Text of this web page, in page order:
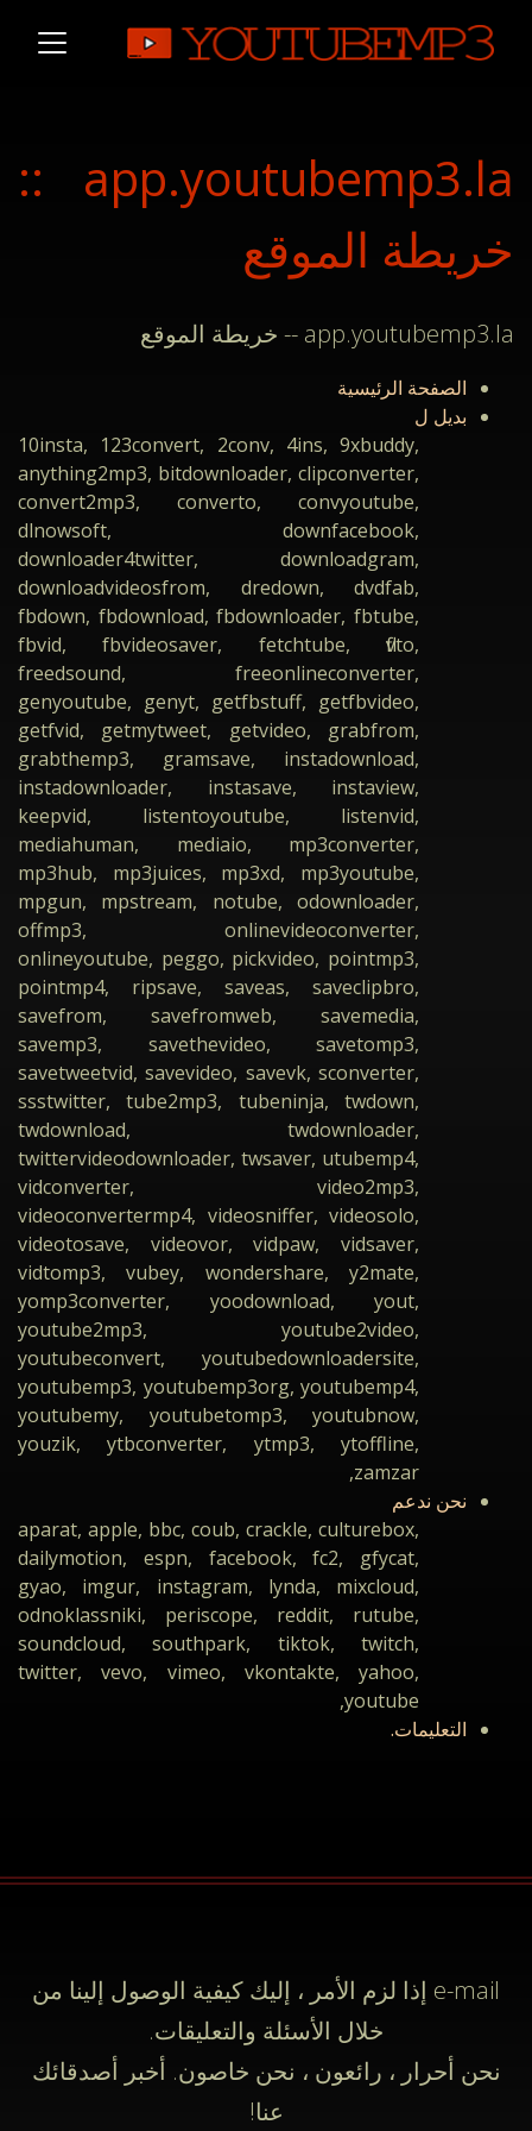
app.youtubemp3.la ::
خريطة الموقع
app.youtubemp3.la -- خريطة الموقع
الصفحة الرئيسية
بديل ل
10insta, 123convert, 2conv, 4ins, 9xbuddy,
anything2mp3, bitdownloader, clipconverter,
convert2mp3, converto, convyoutube,
dlnowsoft, downfacebook,
downloader4twitter, downloadgram,
downloadvideosfrom, dredown, dvdfab,
fbdown, fbdownload, fbdownloader, fbtube,
fbvid, fbvideosaver, fetchtube, flvto,
freedsound, freeonlineconverter,
genyoutube, genyt, getfbstuff, getfbvideo,
getfvid, getmytweet, getvideo, grabfrom,
grabthemp3, gramsave, instadownload,
instadownloader, instasave, instaview,
keepvid, listentoyoutube, listenvid,
mediahuman, mediaio, mp3converter,
mp3hub, mp3juices, mp3xd, mp3youtube,
mpgun, mpstream, notube, odownloader,
offmp3, onlinevideoconverter,
onlineyoutube, peggo, pickvideo, pointmp3,
pointmp4, ripsave, saveas, saveclipbro,
savefrom, savefromweb, savemedia,
savemp3, savethevideo, savetomp3,
savetweetvid, savevideo, savevk, sconverter,
ssstwitter, tube2mp3, tubeninja, twdown,
twdownload, twdownloader,
twittervideodownloader, twsaver, utubemp4,
vidconverter, video2mp3,
videoconvertermp4, videosniffer, videosolo,
videotosave, videovor, vidpaw, vidsaver,
vidtomp3, vubey, wondershare, y2mate,
yomp3converter, yoodownload, yout,
youtube2mp3, youtube2video,
youtubeconvert, youtubedownloadersite,
youtubemp3, youtubemp3org, youtubemp4,
youtubemy, youtubetomp3, youtubnow,
youzik, ytbconverter, ytmp3, ytoffline,
zamzar,
نحن ندعم
aparat, apple, bbc, coub, crackle, culturebox,
dailymotion, espn, facebook, fc2, gfycat,
gyao, imgur, instagram, lynda, mixcloud,
odnoklassniki, periscope, reddit, rutube,
soundcloud, southpark, tiktok, twitch,
twitter, vevo, vimeo, vkontakte, yahoo,
youtube,
التعليمات.
e-mail إذا لزم الأمر ، إليك كيفية الوصول إلينا من
خلال الأسئلة والتعليقات.
نحن أحرار ، رائعون ، نحن خاصون. أخبر أصدقائك
عنا!